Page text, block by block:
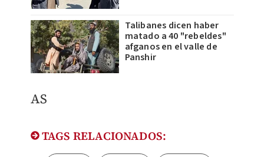
Talibanes dicen haber
matado a 40 "rebeldes"
afganos en el valle de
Panshir
AS
TAGS RELACIONADOS: